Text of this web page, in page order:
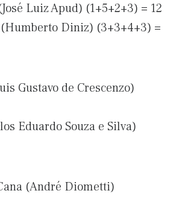
Luiz Apud) (1+5+2+3) = 12
Diniz) (3+3+4+3) =
Gustavo de Crescenzo)
Eduardo Souza e Silva)
(André Diometti)